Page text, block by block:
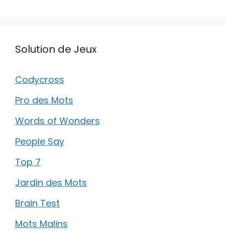
Solution de Jeux
Codycross
Pro des Mots
Words of Wonders
People Say
Top 7
Jardin des Mots
Brain Test
Mots Malins